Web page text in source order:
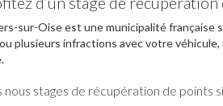
sur-Oise est une municipalité française
plusieurs infractions avec votre
nous stages de récupération de points